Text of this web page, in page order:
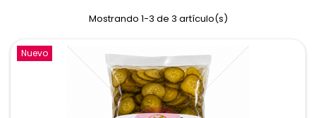
Mostrando 1-3 de 3 artículo(s)
Nuevo